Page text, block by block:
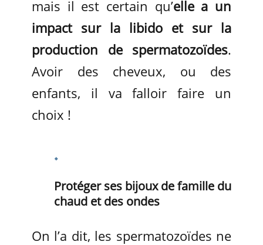
mais il est certain qu’elle a un
impact sur la libido et sur la
production de spermatozoïdes.
Avoir des cheveux, ou des
enfants, il va falloir faire un
choix !
Protéger ses bijoux de famille du
chaud et des ondes
On l’a dit, les spermatozoïdes ne